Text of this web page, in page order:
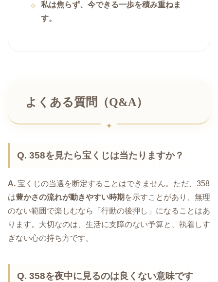
私は焦らず、今できる一歩を積み重ねま
す。
よくある質問（Q&A）
Q. 358を見たら宝くじは当たりますか？
A. 宝くじの当選を断定することはできません。ただ、358
は豊かさの流れが動きやすい時期 を示すことがあり、無理
のない範囲で楽しむなら「行動の後押し」になることはあ
ります。大切なのは、生活に支障のない予算と、執着しす
ぎない心の持ち方です。
Q. 358を夜中に見るのは良くない意味です